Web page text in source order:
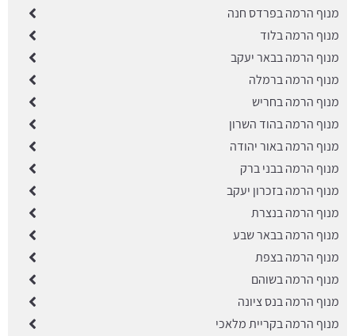
מנוף הרמה בפרדס חנה
מנוף הרמה בלוד
מנוף הרמה בבאר יעקב
מנוף הרמה ברמלה
מנוף הרמה בחריש
מנוף הרמה בהוד השרון
מנוף הרמה באור יהודה
מנוף הרמה בבני ברק
מנוף הרמה בזכרון יעקב
מנוף הרמה בנצרת
מנוף הרמה בבאר שבע
מנוף הרמה בצפת
מנוף הרמה בשוהם
מנוף הרמה בנס ציונה
מנוף הרמה בקריית מלאכי